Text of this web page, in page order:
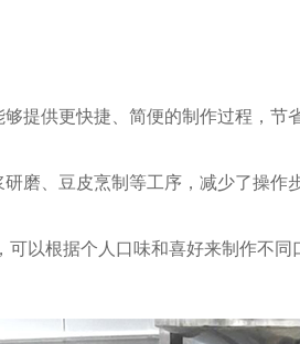
提供更快捷、简便的制作过程，节
磨、豆皮烹制等工序，减少了操作
以根据个人口味和喜好来制作不同